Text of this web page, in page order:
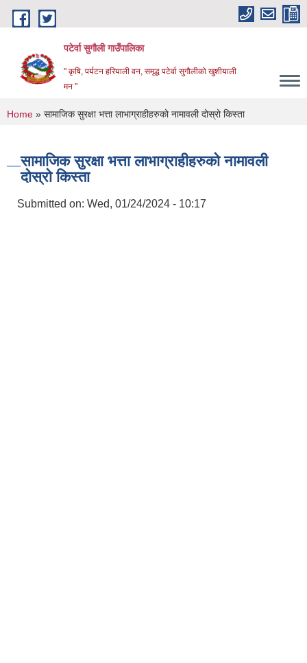
Skip to main content
पटेर्वा सुगौली गाउँपालिका
" कृषि, पर्यटन हरियाली वन, समृद्ध पटेर्वा सुगौलीको खुशीयाली
मन "
You are here
Home » सामाजिक सुरक्षा भत्ता लाभाग्राहीहरुको नामावली दोस्रो किस्ता
सामाजिक सुरक्षा भत्ता लाभाग्राहीहरुको नामावली
दोस्रो किस्ता
Submitted on: Wed, 01/24/2024 - 10:17